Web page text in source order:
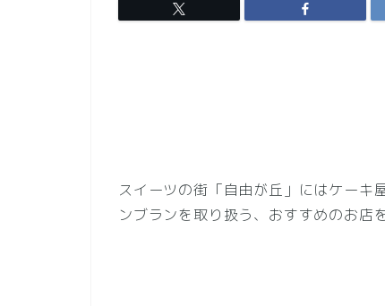
スイーツの街「自由が丘」にはケーキ
ンブランを取り扱う、おすすめのお店